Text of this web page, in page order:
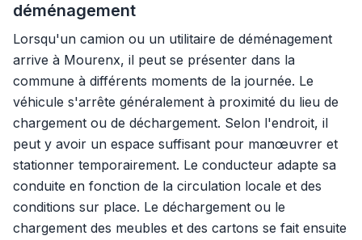
déménagement
Lorsqu'un camion ou un utilitaire de déménagement
arrive à Mourenx, il peut se présenter dans la
commune à différents moments de la journée. Le
véhicule s'arrête généralement à proximité du lieu de
chargement ou de déchargement. Selon l'endroit, il
peut y avoir un espace suffisant pour manœuvrer et
stationner temporairement. Le conducteur adapte sa
conduite en fonction de la circulation locale et des
conditions sur place. Le déchargement ou le
chargement des meubles et des cartons se fait ensuite